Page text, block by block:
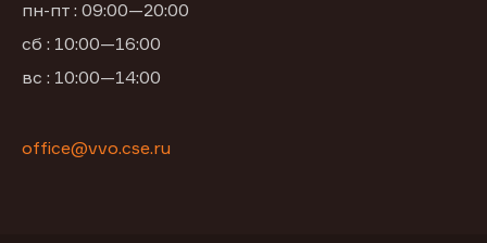
пн-пт : 09:00—20:00
сб : 10:00—16:00
вс : 10:00—14:00
office@vvo.cse.ru